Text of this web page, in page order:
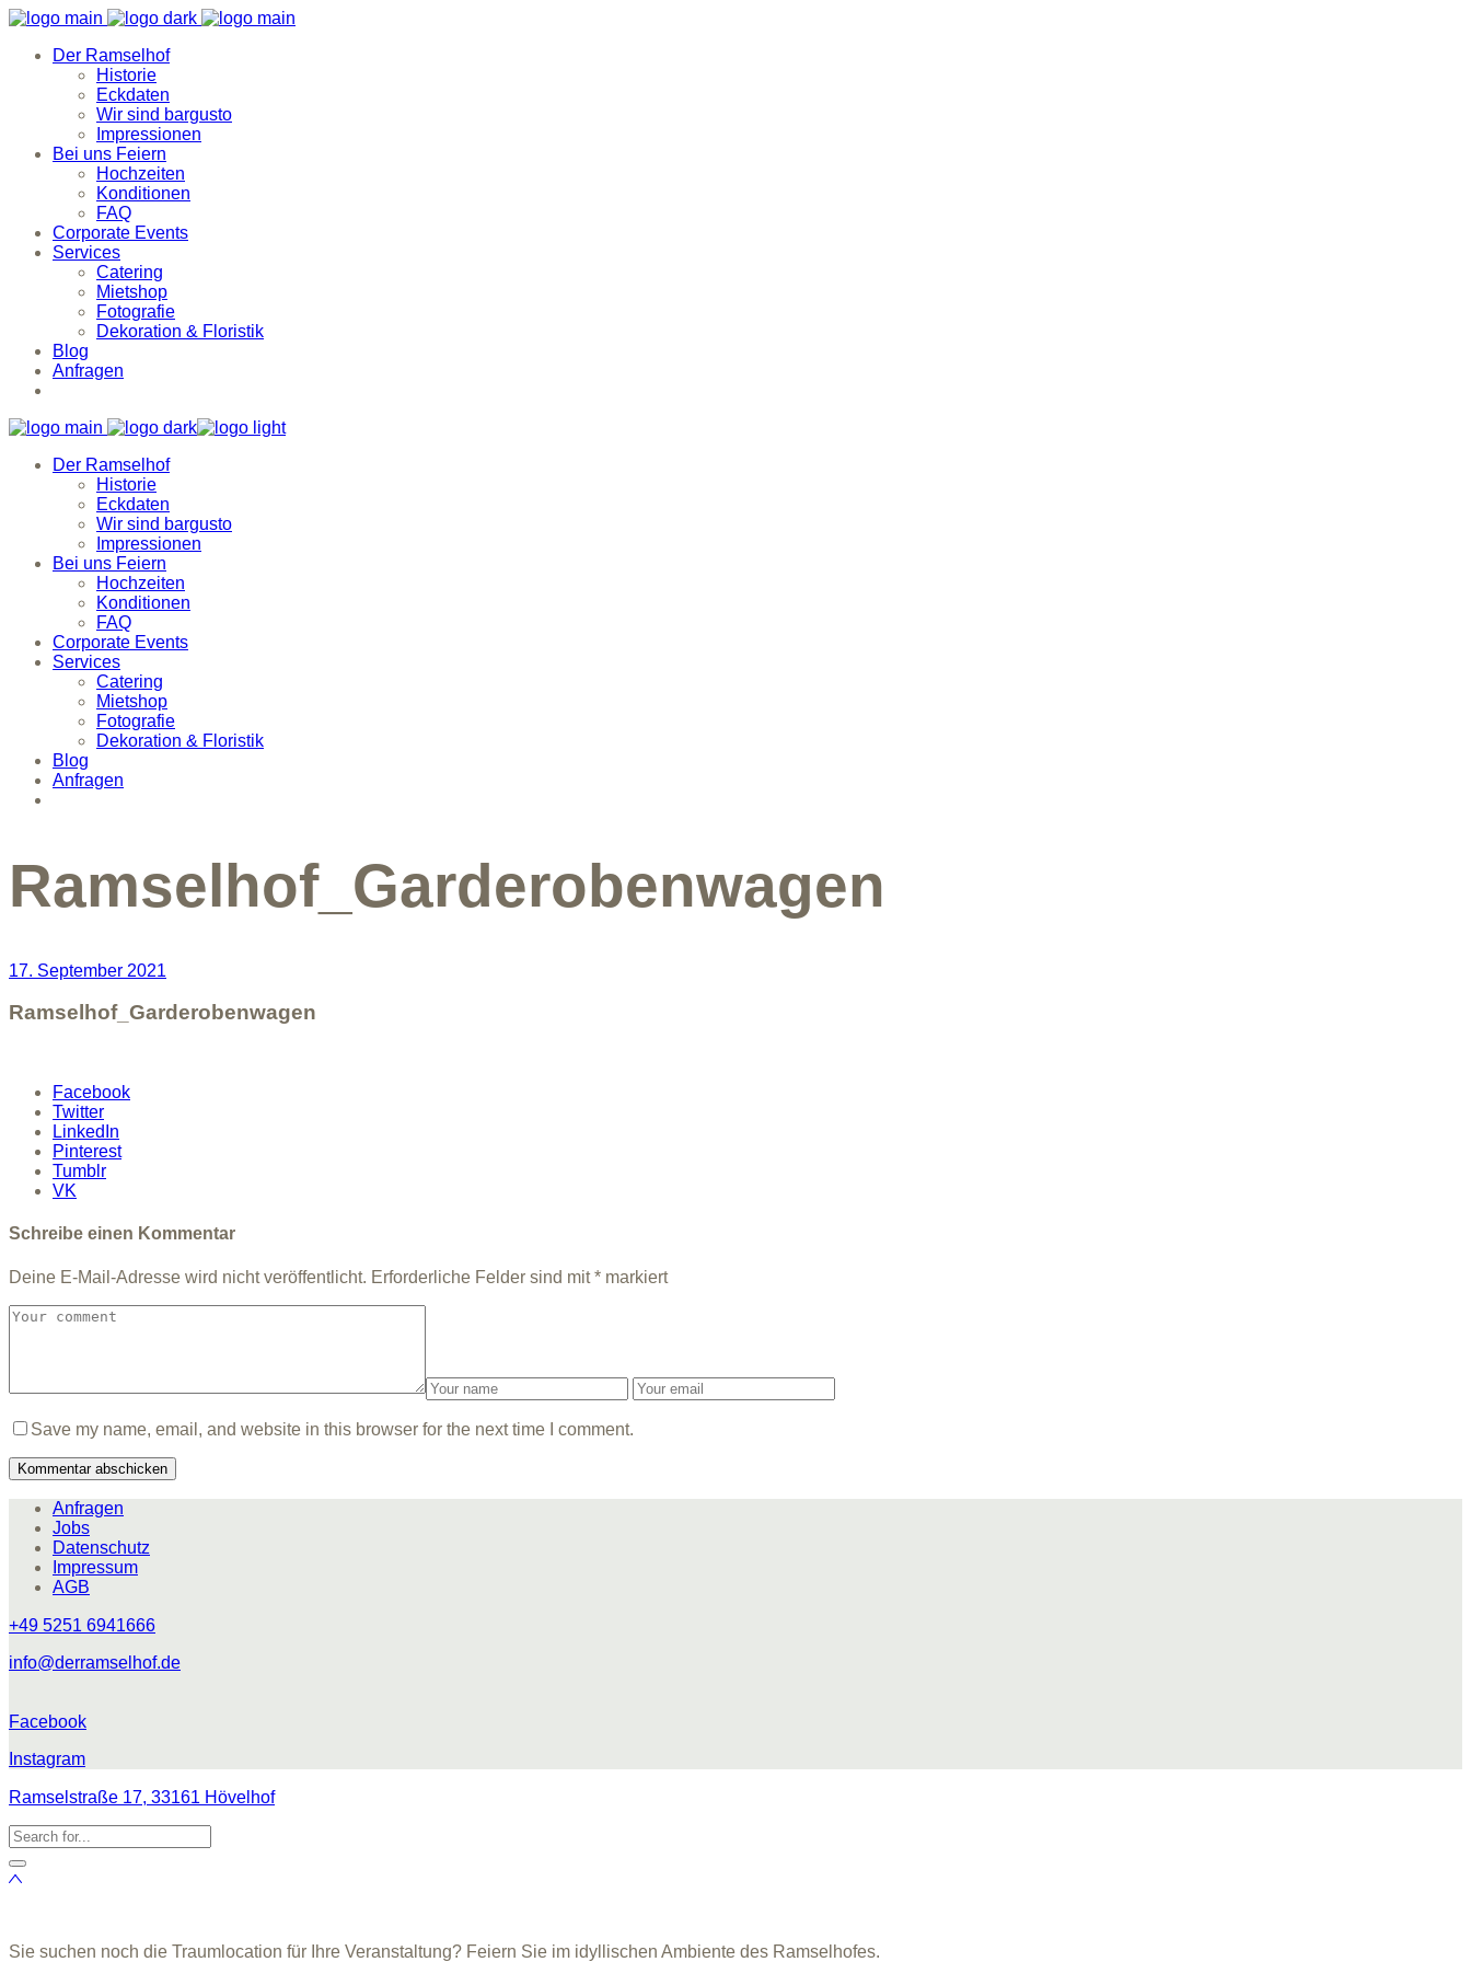
Der Ramselhof
Historie
Eckdaten
Wir sind bargusto
Impressionen
Bei uns Feiern
Hochzeiten
Konditionen
FAQ
Corporate Events
Services
Catering
Mietshop
Fotografie
Dekoration & Floristik
Blog
Anfragen
Der Ramselhof
Historie
Eckdaten
Wir sind bargusto
Impressionen
Bei uns Feiern
Hochzeiten
Konditionen
FAQ
Corporate Events
Services
Catering
Mietshop
Fotografie
Dekoration & Floristik
Blog
Anfragen
Ramselhof_Garderobenwagen
17. September 2021
Ramselhof_Garderobenwagen
Facebook
Twitter
LinkedIn
Pinterest
Tumblr
VK
Schreibe einen Kommentar
Deine E-Mail-Adresse wird nicht veröffentlicht. Erforderliche Felder sind mit* markiert
Save my name, email, and website in this browser for the next time I comment.
Anfragen
Jobs
Datenschutz
Impressum
AGB
+49 5251 6941666
info@derramselhof.de
Facebook
Instagram
Ramselstraße 17, 33161 Hövelhof
Sie suchen noch die Traumlocation für Ihre Veranstaltung? Feiern Sie im idyllischen Ambiente des Ramselhofes.